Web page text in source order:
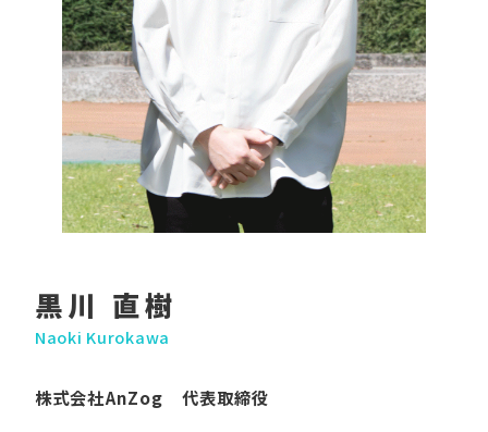
黒川 直樹
Naoki Kurokawa
株式会社AnZog 代表取締役